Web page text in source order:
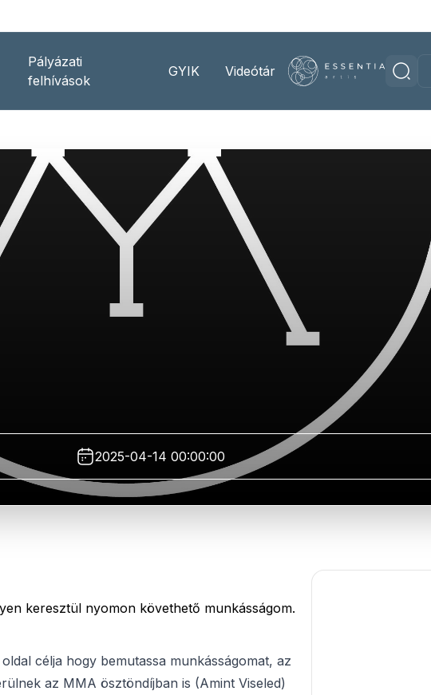
Pályázati
felhívások
GYIK Videótár
2025-04-14 00:00:00
keresztül nyomon követhető munkásságom.
célja hogy bemutassa munkásságomat, az
az MMA ösztöndíjban is (Amint Viseled)